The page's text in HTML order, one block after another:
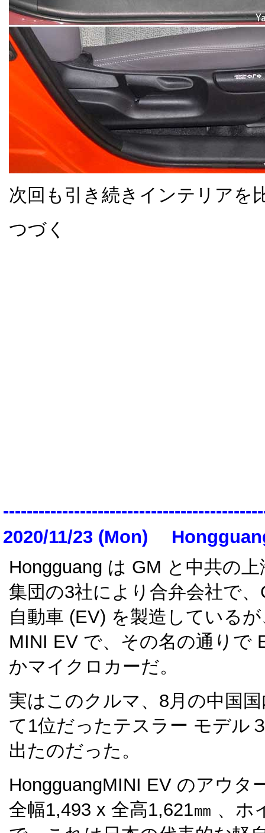
次回も引き続きインテリアを
つづく
2020/11/23 (Mon)
Hongguang は GM と中共の
集団の3社により合弁会社で
自動車 (EV) を製造している
MINI EV で、その名の通りで
かマイクロカーだ。
実はこのクルマ、8月の中国
て1位だったテスラー モデル
出たのだった。
HongguangMINI EV のアウタ
全幅1,493 x 全高1,621㎜ 、ホ